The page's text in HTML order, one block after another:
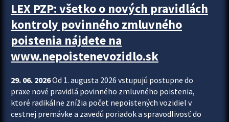
LEX PZP: všetko o nových pravidlách
kontroly povinného zmluvného
poistenia nájdete na
www.nepoistenevozidlo.sk
29. 06. 2026Od 1. augusta 2026 vstupujú postupne do
praxe nové pravidlá povinného zmluvného poistenia,
ktoré radikálne znížia počet nepoistených vozidiel v
cestnej premávke a zavedú poriadok a spravodlivosť do